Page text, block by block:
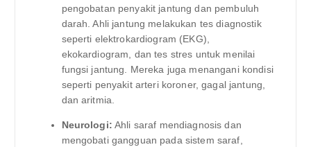
pengobatan penyakit jantung dan pembuluh
darah. Ahli jantung melakukan tes diagnostik
seperti elektrokardiogram (EKG),
ekokardiogram, dan tes stres untuk menilai
fungsi jantung. Mereka juga menangani kondisi
seperti penyakit arteri koroner, gagal jantung,
dan aritmia.
Neurologi: Ahli saraf mendiagnosis dan
mengobati gangguan pada sistem saraf,